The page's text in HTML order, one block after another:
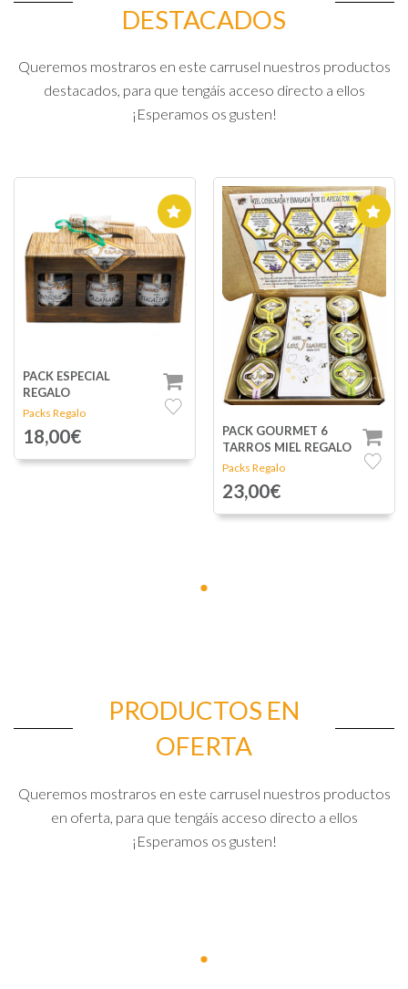
DESTACADOS
Queremos mostraros en este carrusel nuestros productos
destacados, para que tengáis acceso directo a ellos
¡Esperamos os gusten!
PACK ESPECIAL
REGALO
Packs Regalo
18,00€
PACK GOURMET 6
TARROS MIEL REGALO
Packs Regalo
23,00€
PRODUCTOS EN
OFERTA
Queremos mostraros en este carrusel nuestros productos
en oferta, para que tengáis acceso directo a ellos
¡Esperamos os gusten!